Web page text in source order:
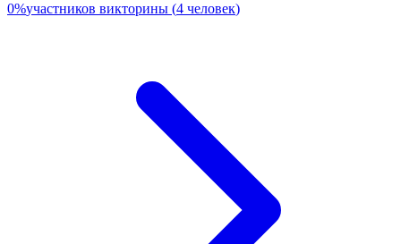
0%участников викторины (4 человек)